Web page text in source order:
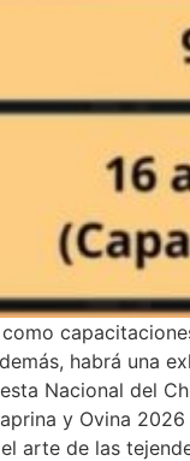
habrá una
Nacional del
y Ovina
arte de las